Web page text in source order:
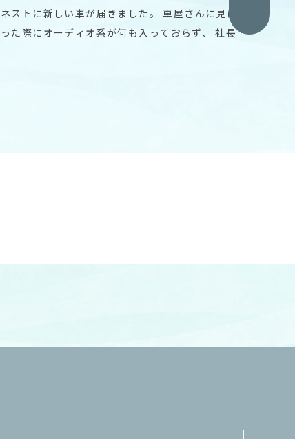
ネストに新しい車が届きました。 車屋さんに見に行
った際にオーディオ系が何も入っておらず、 社長か